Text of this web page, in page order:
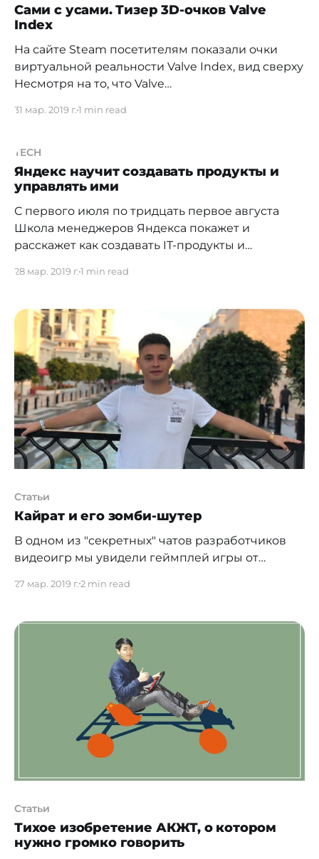
низкокачественными подделками из Китая.
Поэтому Жандос решил взяться за проект
Сами с усами. Тизер 3D-очков Valve
Index
На сайте Steam посетителям показали очки
виртуальной реальности Valve Index, вид сверху
Несмотря на то, что Valve
вместе с HTC ваять общий шлем виртуальной
намекнула, что и сама может: в Steam уже
появился
[https://store.steampowered.com/sale/valve_
31 мар. 2019 г.1 min read
TECH
Яндекс научит создавать продукты и
управлять ими
С первого июля по тридцать первое августа
Школа менеджеров Яндекса покажет и
расскажет как создавать IT-продукты и
три направления: * управление проектами и
аналитика. Преподавать будут опытные
специалисты компании, которые ежедневно
работают над сервисами с большой аудиторией
пользователей. Эксперты подготовили учебную
28 мар. 2019 г.1 min read
Статьи
Кайрат и его зомби-шутер
В одном из "секретных" чатов разработчиков
видеоигр мы увидели геймплей игры от
дополненной реальности (AR) показалось нам
создателю проекта за комментариями Кайрат,
давно работаете в gamedev? Добрый день,
меня зовут Сраилов Кайрат, я программист. В
этом году получу диплом
27 мар. 2019 г.2 min read
Статьи
Тихое изобретение АКЖТ, о котором
нужно громко говорить